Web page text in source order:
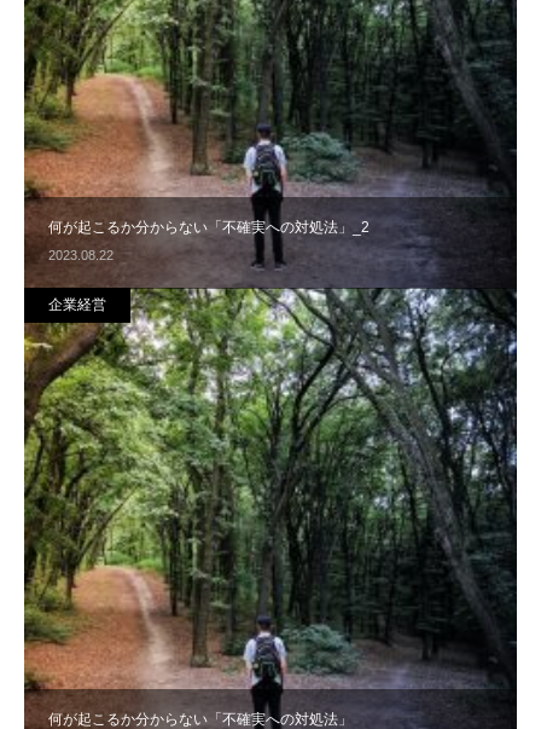
何が起こるか分からない「不確実への対処法」_2
2023.08.22
何が起こるか分からない「不確実への対処法」
企業経営